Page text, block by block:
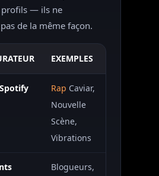
profils — ils ne
de la même façon.
EXEMPLES
Rap Caviar,
Nouvelle
Scène,
Vibrations
Blogueurs,